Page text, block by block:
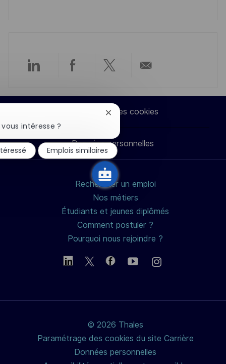
Partager
via
LinkedIn
Partager
via
Facebook
Partager
via
twitter
par
e-
mail
Paramètres des cookies
Données personnelles
Rechercher un emploi
Nos métiers
Étudiants et jeunes diplômés
Comment postuler ?
Pourquoi nous rejoindre ?
© 2026 Thales
Paramétrage des cookies du site Carrière
Données personnelles
intéresse ?
Fermer
notification
du
chatbot
Emplois similaires